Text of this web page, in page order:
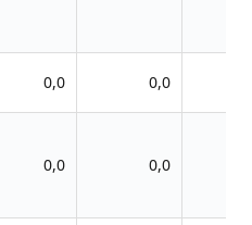
0,0 0,0
0,0 0,0